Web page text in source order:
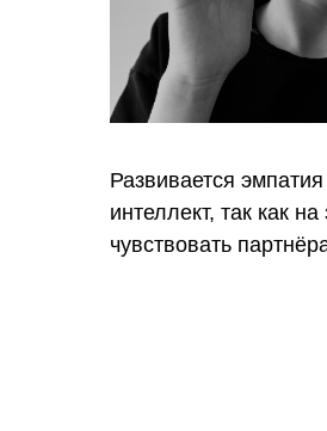
Развивается
интеллект, так как
чувствовать